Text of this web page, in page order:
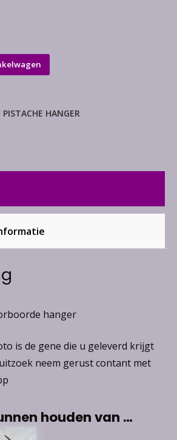
PISTACHE HANGER
hanger
is de gene die u geleverd krijgt
neem gerust contant met
houden van …